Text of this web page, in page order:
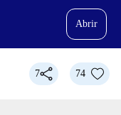
Abrir
7 74